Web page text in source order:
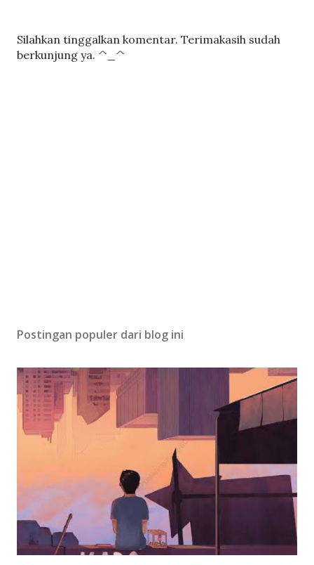
P
o
Silahkan tinggalkan komentar. Terimakasih sudah
berkunjung ya. ^_^
Postingan populer dari blog ini